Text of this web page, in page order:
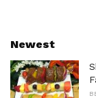
Newest